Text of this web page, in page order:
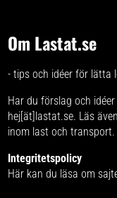
Om Lastat.se
- tips och idéer för lätta
Har du förslag och
hej[ät]lastat.se. Läs
inom last och transport.
Integritetspolicy
Här kan du läsa om